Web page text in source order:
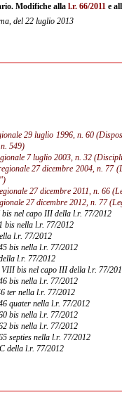
Modifiche alla l.r. 66/2011 e
del 22 luglio 2013
29 luglio 1996, n. 60
549)
7 luglio 2003, n. 32
27 dicembre 2004, n. 77
27 dicembre 2011, n. 66
27 dicembre 2012, n. 77
nel capo III della l.r. 77/2012
bis nella l.r. 77/2012
l.r. 77/2012
bis nella l.r. 77/2012
l.r. 77/2012
VIII bis nel capo III della l.r. 77/
bis nella l.r. 77/2012
ter nella l.r. 77/2012
quater nella l.r. 77/2012
bis nella l.r. 77/2012
bis nella l.r. 77/2012
septies nella l.r. 77/2012
della l.r. 77/2012